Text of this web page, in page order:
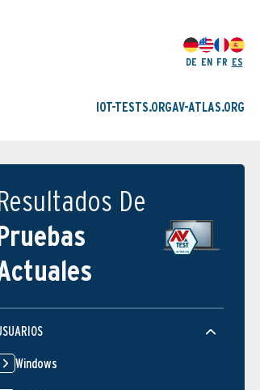
DE EN FR ES
IOT-TESTS.ORGAV-ATLAS.ORG
De
Windows